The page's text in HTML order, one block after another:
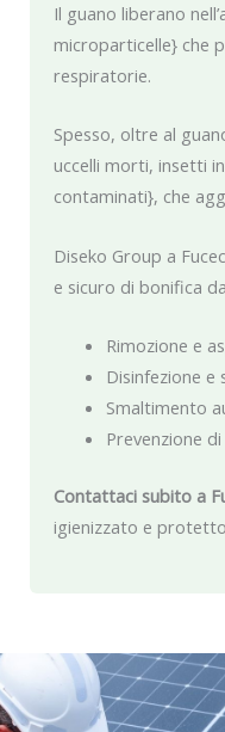
Il guano liberano
microparticelle} che
respiratorie.
Spesso, oltre al
uccelli morti, insetti
contaminati}, che
Diseko Group a
e sicuro di bonifica
Rimozione e
Disinfezione
Smaltimento
Prevenzione
Contattaci subito a
igienizzato e